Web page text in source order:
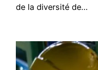
de la diversité de…